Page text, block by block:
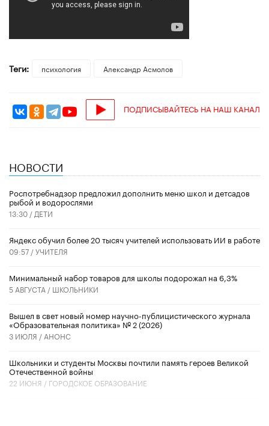
Теги: психология Александр Асмолов
ПОДПИСЫВАЙТЕСЬ НА НАШ КАНАЛ
НОВОСТИ
Роспотребнадзор предложил дополнить меню школ и детсадов
рыбой и водорослями
13:30 / ДЕТИ
​Яндекс обучил более 20 тысяч учителей использовать ИИ в работе
09:57 /УЧИТЕЛЯ
Минимальный набор товаров для школы подорожал на 6,3%
5 АВГУСТА / ШКОЛЬНИКИ
Вышел в свет новый номер научно-публицистического журнала
«Образовательная политика» № 2 (2026)
3 ИЮЛЯ / АНОНС
Школьники и студенты Москвы почтили память героев Великой
Отечественной войны
22 ИЮНЯ / ГОРОДСКОЕ ОБРАЗОВАНИЕ